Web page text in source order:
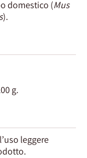
domestico (Mus
).
g.
leggere